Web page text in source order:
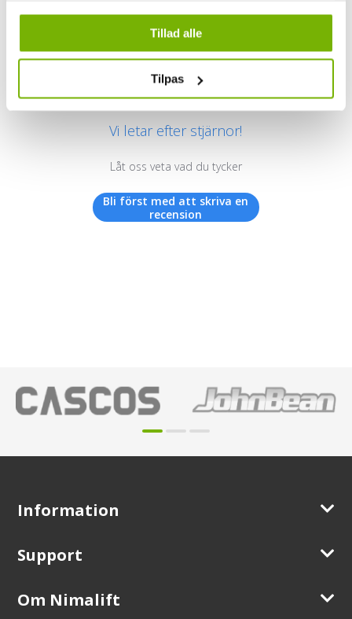
Tillad alle
Tilpas
Kundrecensioner
Vi letar efter stjärnor!
Låt oss veta vad du tycker
Bli först med att skriva en
recension
Information
Support
Om Nimalift